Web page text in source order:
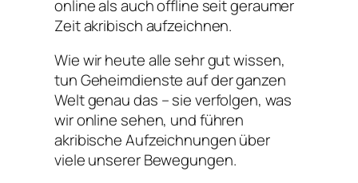
online als auch offline seit geraumer
Zeit akribisch aufzeichnen.
Wie wir heute alle sehr gut wissen,
tun Geheimdienste auf der ganzen
Welt genau das – sie verfolgen, was
wir online sehen, und führen
akribische Aufzeichnungen über
viele unserer Bewegungen.